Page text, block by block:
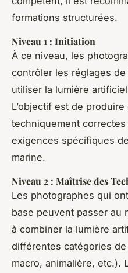
formations structurées.
Niveau 1 : Initiation
À ce niveau, les
contrôler les réglages
utiliser la lumière
L’objectif est de
techniquement
exigences spécifiques
marine.
Niveau 2 : Maîtrise des
Les photographes qui
base peuvent passer au
à combiner la lumière
différentes catégories
macro, animalière, etc.).